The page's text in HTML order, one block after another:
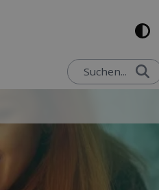
Suchen...